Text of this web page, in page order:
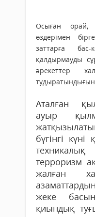
Осыған орай,
өздерімен
заттарға
қалдырмауды
әрекеттер
Аталған
ауыр
бүгінгі
терроризм
жалған
жеке
қиындық